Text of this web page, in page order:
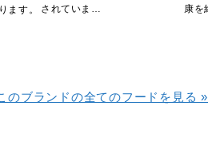
ます。
されていま…
康を維
のブランドの全てのフードを見る »